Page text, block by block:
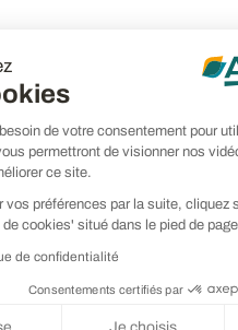
de votre consentement pour
permettront de visionner nos
ce site.
vos préférences par la suite, cliquez
cookies' situé dans le pied de
de confidentialité
Consentements certifiés par